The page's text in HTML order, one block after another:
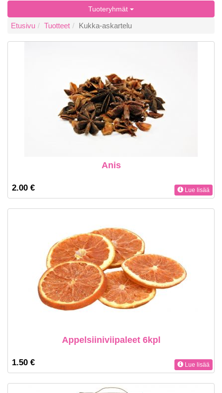
Tuoteryhmät
Etusivu Tuotteet Kukka-askartelu
Anis
2.00 € Lue lisää
Appelsiiniviipaleet 6kpl
1.50 € Lue lisää